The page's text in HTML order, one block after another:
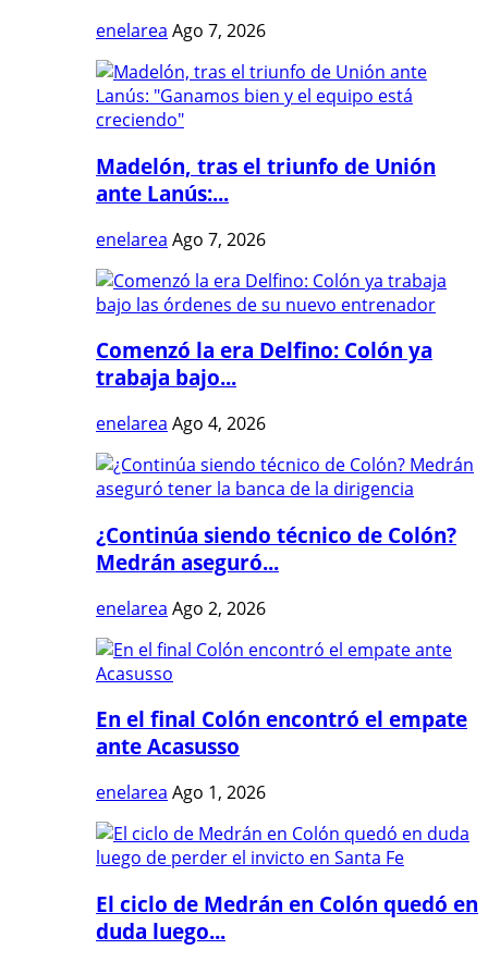
enelarea Ago 7, 2026
Madelón, tras el triunfo de Unión
ante Lanús:...
enelarea Ago 7, 2026
Comenzó la era Delfino: Colón ya
trabaja bajo...
enelarea Ago 4, 2026
¿Continúa siendo técnico de Colón?
Medrán aseguró...
enelarea Ago 2, 2026
En el final Colón encontró el empate
ante Acasusso
enelarea Ago 1, 2026
El ciclo de Medrán en Colón quedó en
duda luego...